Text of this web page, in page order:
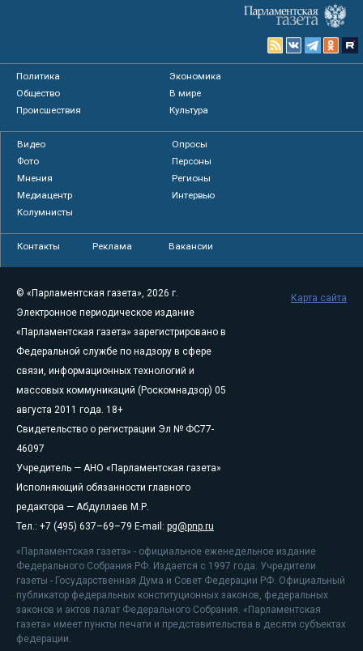
Политика
Экономика
Общество
В мире
Происшествия
Культура
Видео
Опросы
Фото
Персоны
Мнения
Регионы
Медиацентр
Интервью
Колумнисты
Контакты Реклама Вакансии
© «Парламентская газета», 2026 г.
Электронное периодическое издание
«Парламентская газета» зарегистрировано в
Федеральной службе по надзору в сфере
связи, информационных технологий и
массовых коммуникаций (Роскомнадзор) 05
августа 2011 года. 18+
Свидетельство о регистрации Эл № ФС77-
46097
Учредитель — АНО «Парламентская газета»
Исполняющий обязанности главного
редактора — Абдуллаев М.Р.
Тел.: +7 (495) 637–69–79 E-mail: pg@pnp.ru
«Парламентская газета» - официальное еженедельное издание
Федерального Собрания РФ. Издается с 1997 года. Учредители
газеты - Государственная Дума и Совет Федерации РФ. Официальный
публикатор федеральных конституционных законов, федеральных
законов и актов палат Федерального Собрания. «Парламентская
газета» имеет пункты печати и представительства в десяти субъектах
федерации.
Карта сайта